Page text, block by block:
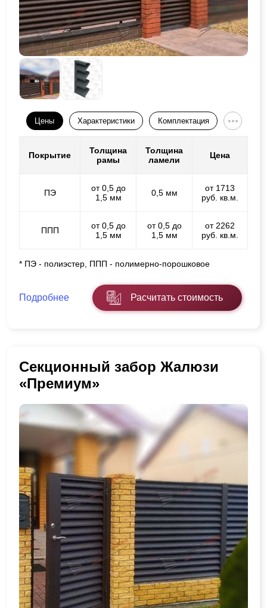
Цены Характеристики Комплектация
Покрытие
Толщина
рамы
Толщина
ламели
Цена
ПЭ
от 0,5 до
1,5 мм
0,5 мм
от 1713
руб. кв.м.
ППП
от 0,5 до
1,5 мм
от 0,5 до
1,5 мм
от 2262
руб. кв.м.
* ПЭ - полиэстер, ППП - полимерно-порошковое
Подробнее Расчитать стоимость
Секционный забор Жалюзи
«Премиум»